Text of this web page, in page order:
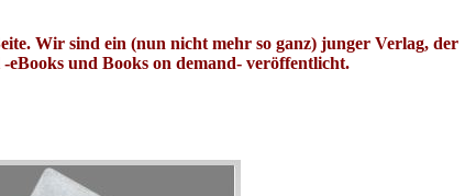
Wir sind ein (nun nicht mehr so ganz) junger Verlag, der
eBooks und Books on demand- veröffentlicht.